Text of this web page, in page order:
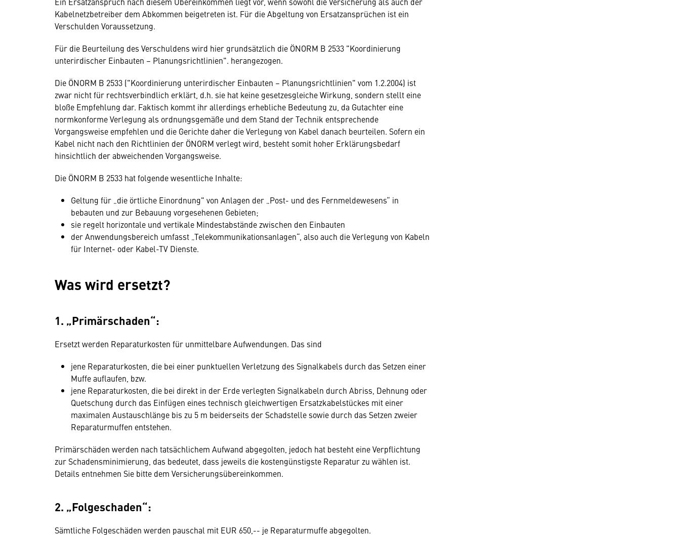
Kabelnetzbetreiber dem Abkommen beigetreten ist. Für die Abgeltung von Ersatzansprüchen ist ein
Verschulden Voraussetzung.
Für die Beurteilung des Verschuldens wird hier grundsätzlich die ÖNORM B 2533 "Koordinierung
unterirdischer Einbauten – Planungsrichtlinien". herangezogen.
Die ÖNORM B 2533 ("Koordinierung unterirdischer Einbauten – Planungsrichtlinien" vom 1.2.2004) ist
zwar nicht für rechtsverbindlich erklärt, d.h. sie hat keine gesetzesgleiche Wirkung, sondern stellt eine
bloße Empfehlung dar. Faktisch kommt ihr allerdings erhebliche Bedeutung zu, da Gutachter eine
normkonforme Verlegung als ordnungsgemäße und dem Stand der Technik entsprechende
Vorgangsweise empfehlen und die Gerichte daher die Verlegung von Kabel danach beurteilen. Sofern ein
Kabel nicht nach den Richtlinien der ÖNORM verlegt wird, besteht somit hoher Erklärungsbedarf
hinsichtlich der abweichenden Vorgangsweise.
Die ÖNORM B 2533 hat folgende wesentliche Inhalte:
Geltung für „die örtliche Einordnung" von Anlagen der „Post- und des Fernmeldewesens“ in
bebauten und zur Bebauung vorgesehenen Gebieten;
sie regelt horizontale und vertikale Mindestabstände zwischen den Einbauten
der Anwendungsbereich umfasst „Telekommunikationsanlagen“, also auch die Verlegung von Kabeln
für Internet- oder Kabel-TV Dienste.
Was wird ersetzt?
1. „Primärschaden“:
Ersetzt werden Reparaturkosten für unmittelbare Aufwendungen. Das sind
jene Reparaturkosten, die bei einer punktuellen Verletzung des Signalkabels durch das Setzen einer
Muffe auflaufen, bzw.
jene Reparaturkosten, die bei direkt in der Erde verlegten Signalkabeln durch Abriss, Dehnung oder
Quetschung durch das Einfügen eines technisch gleichwertigen Ersatzkabelstückes mit einer
maximalen Austauschlänge bis zu 5 m beiderseits der Schadstelle sowie durch das Setzen zweier
Reparaturmuffen entstehen.
Primärschäden werden nach tatsächlichem Aufwand abgegolten, jedoch hat besteht eine Verpflichtung
zur Schadensminimierung, das bedeutet, dass jeweils die kostengünstigste Reparatur zu wählen ist.
Details entnehmen Sie bitte dem Versicherungsübereinkommen.
2. „Folgeschaden“:
Sämtliche Folgeschäden werden pauschal mit EUR 650,-- je Reparaturmuffe abgegolten.